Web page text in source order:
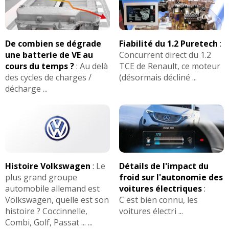
De combien se dégrade
une batterie de VE au
cours du temps ?: Au delà
des cycles de charges /
décharge ...
Fiabilité du 1.2 Puretech :
Concurrent direct du 1.2
TCE de Renault, ce moteur
(désormais décliné ...
Histoire Volkswagen : Le
plus grand groupe
automobile allemand est
Volkswagen, quelle est son
histoire ? Coccinnelle,
Combi, Golf, Passat ... ...
Détails de l'impact du
froid sur l'autonomie des
voitures électriques:
C'est bien connu, les
voitures électri ...